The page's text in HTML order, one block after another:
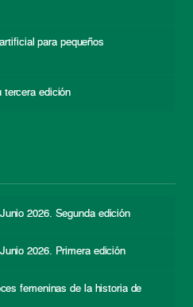
para pequeños
tercera edición
2026. Segunda edición
2026. Primera edición
femeninas de la historia de